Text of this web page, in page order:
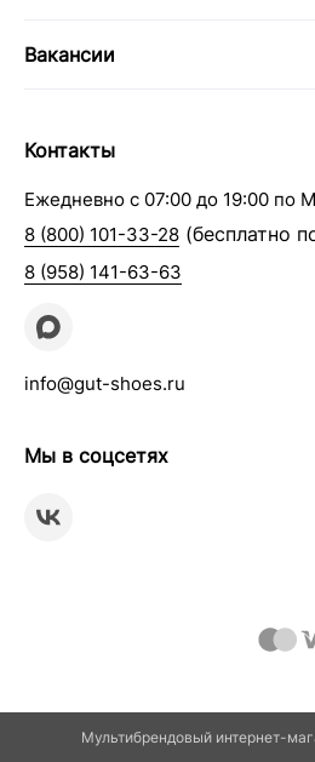
Вакансии
Контакты
Ежедневно с 07:00 до 19:00 по
8 (800) 101-33-28 (бесплатно
8 (958) 141-63-63
info@gut-shoes.ru
Мы в соцсетях
Мультибрендовый интернет-